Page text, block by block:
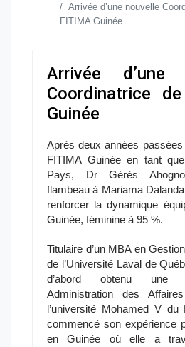
Arrivée d’une nouvelle
FITIMA Guinée
Arrivée d’une
Coordinatrice
Guinée
Après deux années
FITIMA Guinée en tant
Pays, Dr Gérès
flambeau à Mariama
renforcer la dynamique
Guinée, féminine à 95 %.
Titulaire d’un MBA en
de l’Université Laval de
d’abord obtenu une
Administration des
l’université Mohamed V
commencé son expérience
en Guinée où elle a